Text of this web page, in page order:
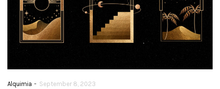
Alquimia - September 8, 2023